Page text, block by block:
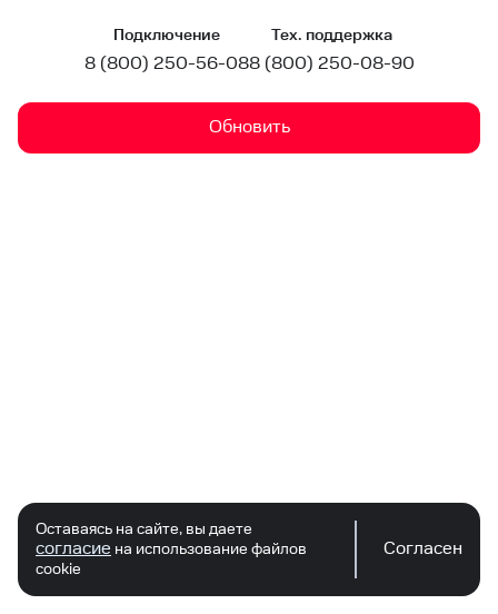
Подключение
8 (800) 250-56-08
Тех. поддержка
8 (800) 250-08-90
Обновить
Оставаясь на сайте, вы даете
согласие на использование файлов
cookie
Согласен